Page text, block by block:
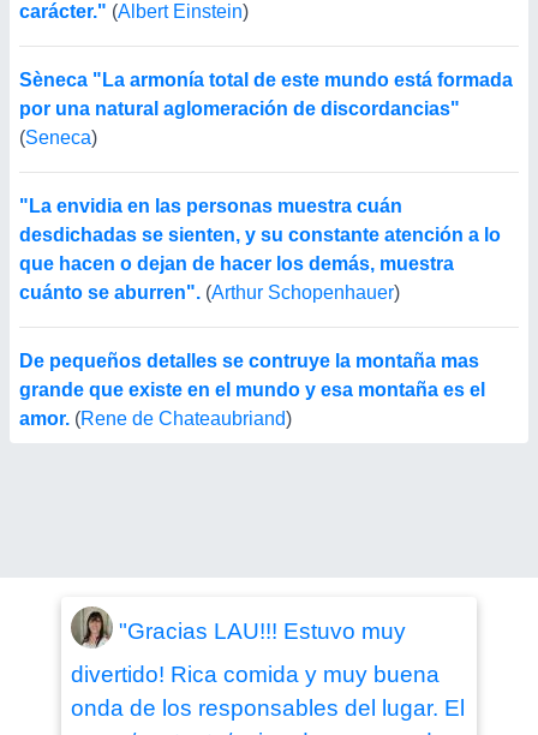
carácter." (Albert Einstein)
Sèneca "La armonía total de este mundo está formada
por una natural aglomeración de discordancias"
(Seneca)
"La envidia en las personas muestra cuán
desdichadas se sienten, y su constante atención a lo
que hacen o dejan de hacer los demás, muestra
cuánto se aburren". (Arthur Schopenhauer)
De pequeños detalles se contruye la montaña mas
grande que existe en el mundo y esa montaña es el
amor. (Rene de Chateaubriand)
"Gracias LAU!!! Estuvo muy
divertido! Rica comida y muy buena
onda de los responsables del lugar. El